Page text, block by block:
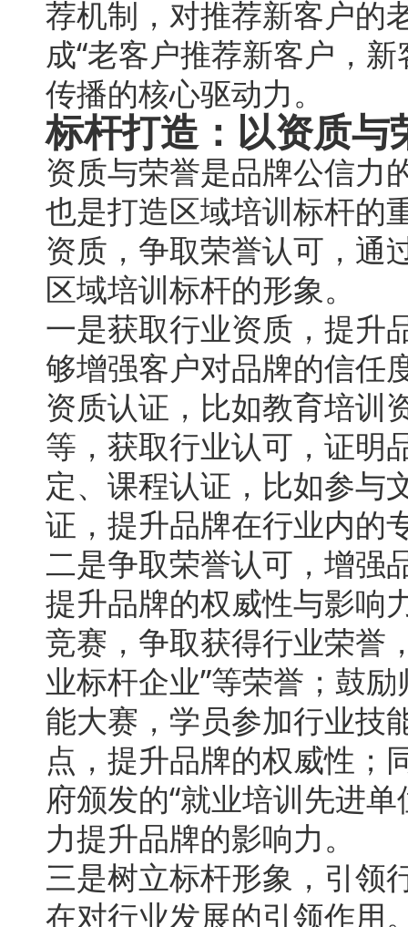
荐机制，对推荐新客户的
成“老客户推荐新客户，
传播的核心驱动力。
标杆打造：以资质与
资质与荣誉是品牌公信力
也是打造区域培训标杆的
资质，争取荣誉认可，通
区域培训标杆的形象。
一是获取行业资质，提升
够增强客户对品牌的信任
资质认证，比如教育培训
等，获取行业认可，证明
定、课程认证，比如参与
证，提升品牌在行业内的
二是争取荣誉认可，增强
提升品牌的权威性与影响
竞赛，争取获得行业荣誉
业标杆企业”等荣誉；鼓
能大赛，学员参加行业技
点，提升品牌的权威性；
府颁发的“就业培训先进
力提升品牌的影响力。
三是树立标杆形象，引领
在对行业发展的引领作用